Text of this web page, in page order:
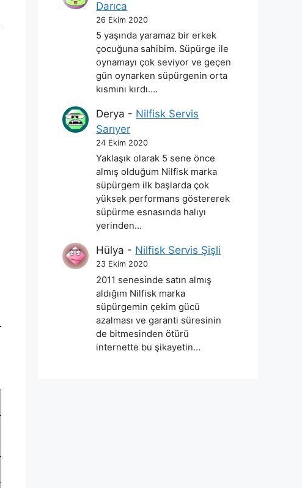
Darıca
26 Ekim 2020
5 yaşında yaramaz bir erkek
çocuğuna sahibim. Süpürge ile
oynamayı çok seviyor ve geçen
gün oynarken süpürgenin orta
kısmını kırdı.…
Derya - Nilfisk Servis
Sarıyer
24 Ekim 2020
Yaklaşık olarak 5 sene önce
almış olduğum Nilfisk marka
süpürgem ilk başlarda çok
yüksek performans göstererek
süpürme esnasında halıyı
yerinden…
Hülya - Nilfisk Servis Şişli
23 Ekim 2020
2011 senesinde satın almış
aldığım Nilfisk marka
süpürgemin çekim gücü
azalması ve garanti süresinin
de bitmesinden ötürü
internette bu şikayetin…